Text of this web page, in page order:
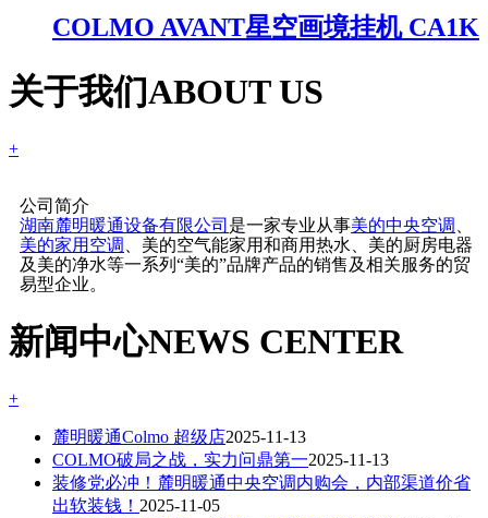
COLMO AVANT星空画境挂机 CA1K
关于我们ABOUT US
+
公司简介
湖南麓明暖通设备有限公司 是一家专业从事美的中央空调
美的家用空调
、美的空气能家用和商用热水、美的厨房电器
及美的净水等一系列“美的”品牌产品的销售及相关服务的贸
易型企业。
新闻中心NEWS CENTER
+
麓明暖通Colmo 超级店2025-11-13
COLMO破局之战，实力问鼎第一2025-11-13
装修党必冲！麓明暖通中央空调内购会，内部渠道价省
出软装钱！ 2025-11-05